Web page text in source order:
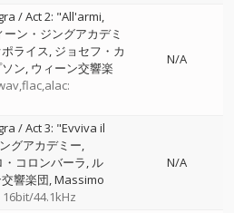
/ Act 2: "All'armi,
ーン・ジングアカデミ
ライス ジョセフ・カ
ン ウィーン交響楽
N/A
/ Act 3: "Evviva il
グアカデミー
・コロンバーラ ル
響楽団 Massimo
44.1kHz
N/A